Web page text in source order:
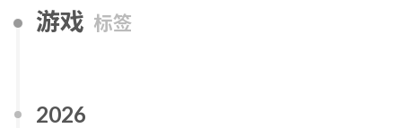
游戏 标签
2026